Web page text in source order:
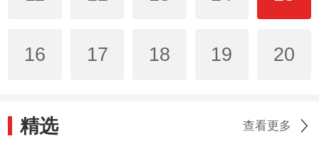
16 17 18 19 20
精选 查看更多